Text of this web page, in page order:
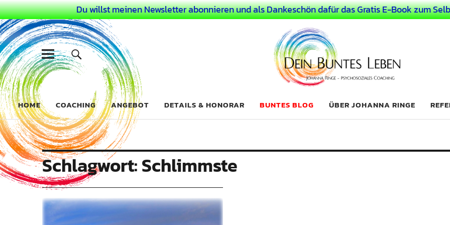
Du willst meinen Newsletter abonnieren und als Dankeschön dafür das Gratis E-Book zum
Dein Buntes Leben
COACHING FÜR DEIN BUNTES LEBEN ALS AUSSERGEWÖHNLICHER MENSCH
HOME COACHING ANGEBOT DETAILS & HONORAR BUNTES BLOG ÜBER JOHANNA RINGE
Schlagwort:Schlimmste